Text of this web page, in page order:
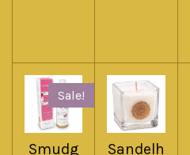
Sale!
Smudg
Sandelh